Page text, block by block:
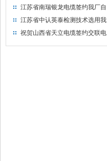
省苏州市安信塑业选用
江苏省南瑞银龙电缆签约我厂自
然换气老化箱等电缆检测设备
江苏省中认英泰检测技术选用我
厂自然换气老化试验箱
祝贺山西省天立电缆签约交联电